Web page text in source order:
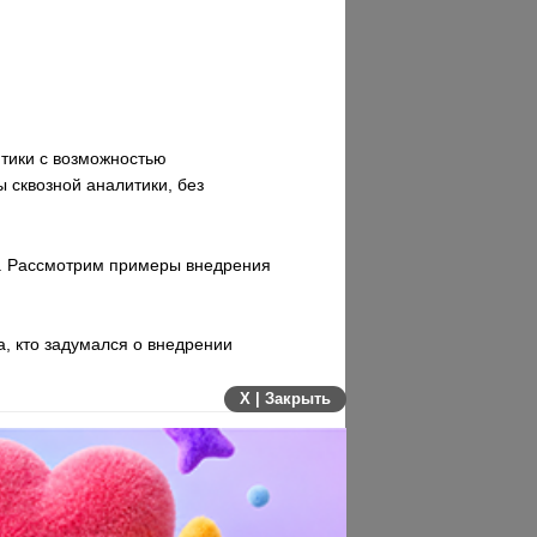
с возможностью
аналитики, без
Рассмотрим примеры внедрения
кто задумался о внедрении
X | Закрыть